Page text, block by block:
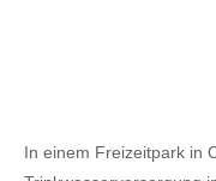
In einem Freizeitpark in